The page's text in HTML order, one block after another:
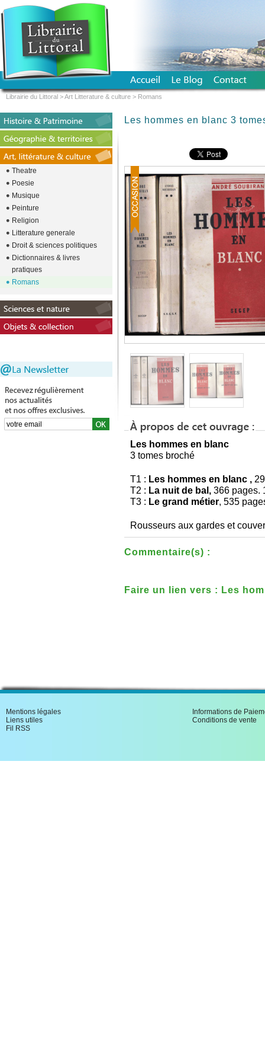
Les hommes en blanc 3
Les hommes en blanc
3 tomes broché
T1 : Les hommes en blanc ,
T2 : La nuit de bal, 366 pages.
T3 : Le grand métier, 535
Rousseurs aux gardes et
Commentaire(s) :
Faire un lien vers : Les
Theatre
Poesie
Musique
Peinture
Religion
Litterature generale
Droit & sciences politiques
Dictionnaires & livres
pratiques
Romans
Librairie du Littoral >Art Litterature & culture > Romans
Mentions légales
Liens utiles
Fil RSS
Informations de
Conditions de vente